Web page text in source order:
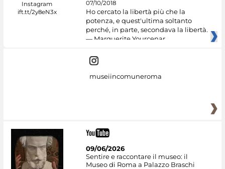
07/10/2018
Ho cercato la libertà più che la
potenza, e quest'ultima soltanto
perché, in parte, secondava la libertà.
— Marguerite Yourcenar
museiincomuneroma
09/06/2026
Sentire e raccontare il museo: il
Museo di Roma a Palazzo Braschi